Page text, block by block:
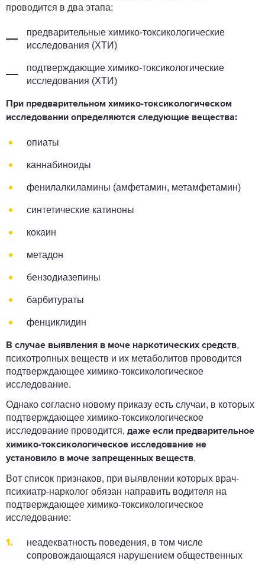
проводится в два этапа:
предварительные химико-токсикологические
исследования (ХТИ)
подтверждающие химико-токсикологические
исследования (ХТИ)
При предварительном химико-токсикологическом
исследовании определяются следующие вещества:
опиаты
каннабиноиды
фенилалкиламины (амфетамин, метамфетамин)
синтетические катиноны
кокаин
метадон
бензодиазепины
барбитураты
фенциклидин
В случае выявления в моче наркотических средств,
психотропных веществ и их метаболитов проводится
подтверждающее химико-токсикологическое
исследование.
Однако согласно новому приказу есть случаи, в которых
подтверждающее химико-токсикологическое
исследование проводится, даже если предварительное
химико-токсикологическое исследование не
установило в моче запрещенных веществ.
Вот список признаков, при выявлении которых врач-
психиатр-нарколог обязан направить водителя на
подтверждающее химико-токсикологическое
исследование:
неадекватность поведения, в том числе
сопровождающаяся нарушением общественных